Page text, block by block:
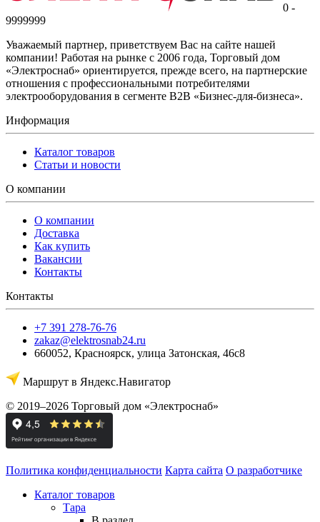
0 -
9999999
Уважаемый партнер, приветствуем Вас на сайте нашей
компании! Работая на рынке с 2006 года, Торговый дом
«Электроснаб» ориентируется, прежде всего, на партнерские
отношения с профессиональными потребителями
электрооборудования в сегменте B2B «Бизнес-для-бизнеса».
Информация
Каталог товаров
Статьи и новости
О компании
О компании
Доставка
Как купить
Вакансии
Контакты
Контакты
+7 391 278-76-76
zakaz@elektrosnab24.ru
660052, Красноярск, улица Затонская, 46с8
Маршрут в Яндекс.Навигатор
© 2019–2026 Торговый дом «Электроснаб»
Политика конфиденциальности Карта сайта О разработчике
Каталог товаров
Тара